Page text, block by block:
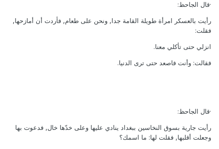
·قال الجاحظ:
رأيت بالعسكر امرأة طويلة القامة جدا, ونحن على طعام, فأردت أن أمازحها,
فقلت:
انزلي حتى تأكلي معنا.
فقالت: وأنت فاصعد حتى ترى الدنيا.
·قال الجاحظ:
رأيت جارية بسوق النخاسين ببغداد ينادي عليها وعلى خدّها خال, فدعوت بها
وجعلت أقلبها, فقلت لها: ما اسمك؟